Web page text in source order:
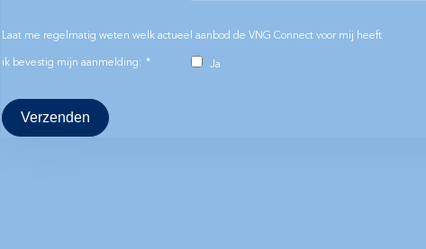
Laat me regelmatig weten welk actueel aanbod de VNG Connect voor mij heeft
ik bevestig mijn aanmelding: * Ja